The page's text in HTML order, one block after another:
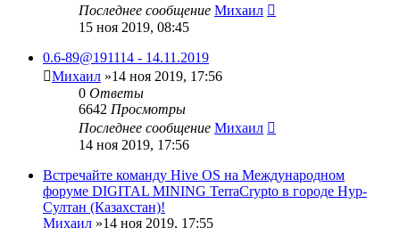
Последнее сообщение Михаил
15 ноя 2019, 08:45
0.6-89@191114 - 14.11.2019
Михаил »14 ноя 2019, 17:56
0 Ответы
6642 Просмотры
Последнее сообщение Михаил
14 ноя 2019, 17:56
Встречайте команду Hive OS на Международном
форуме DIGITAL MINING TerraCrypto в городе Нур-
Султан (Казахстан)!
Михаил »14 ноя 2019, 17:55